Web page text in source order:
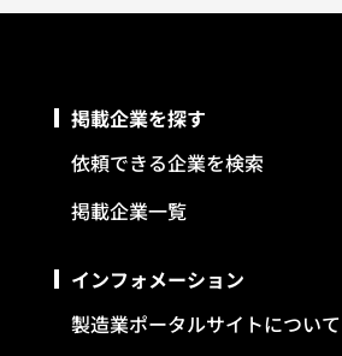
掲載企業を探す
依頼できる企業を検索
掲載企業一覧
インフォメーション
製造業ポータルサイトについて